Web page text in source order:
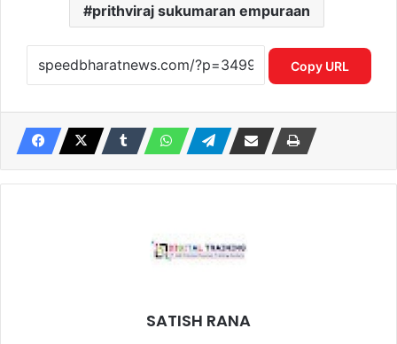
prithviraj sukumaran empuraan
Copy URL
SATISH RANA